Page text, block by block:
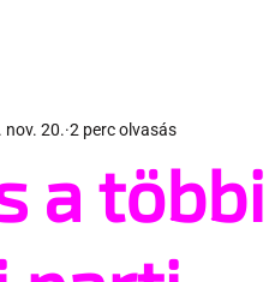
a
nov. 20. 2 perc olvasás